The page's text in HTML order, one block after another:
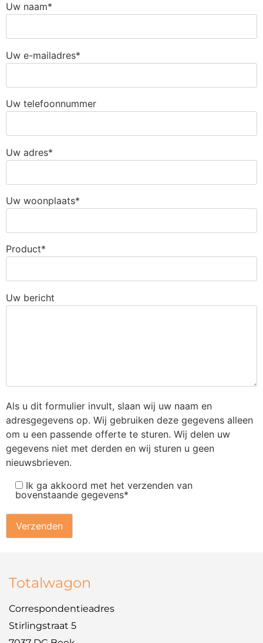
Uw naam*
Uw e-mailadres*
Uw telefoonnummer
Uw adres*
Uw woonplaats*
Product*
Uw bericht
Als u dit formulier invult, slaan wij uw naam en
adresgegevens op. Wij gebruiken deze gegevens alleen
om u een passende offerte te sturen. Wij delen uw
gegevens niet met derden en wij sturen u geen
nieuwsbrieven.
Ik ga akkoord met het verzenden van
bovenstaande gegevens*
Totalwagon
Correspondentieadres
Stirlingstraat 5